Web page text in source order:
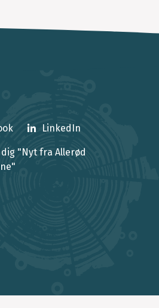
LinkedIn
"Nyt fra Allerød